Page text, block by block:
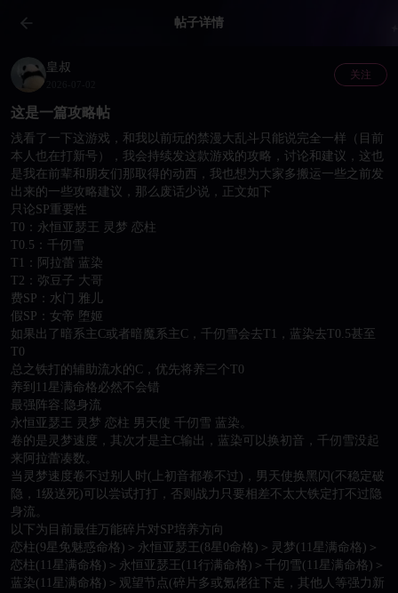
帖子详情
皇叔
关注
这是一篇攻略帖
浅看了一下这游戏，和我以前玩的禁漫大乱斗只能说完全一样（目前
本人也在打新号），我会持续发这款游戏的攻略，讨论和建议，这也
是我在前辈和朋友们那取得的动西，我也想为大家多搬运一些之前发
出来的一些攻略建议，那么废话少说，正文如下
只论SP重要性
T0：永恒亚瑟王 灵梦 恋柱
T0.5：千仞雪
T1：阿拉蕾 蓝染
T2：弥豆子 大哥
费SP：水门 雅儿
假SP：女帝 堕姬
如果出了暗系主C或者暗魔系主C，千仞雪会去T1，蓝染去T0.5甚至
T0
总之铁打的辅助流水的C，优先将养三个T0
养到11星满命格必然不会错
最强阵容:隐身流
永恒亚瑟王 灵梦 恋柱 男天使 千仞雪 蓝染。
卷的是灵梦速度，其次才是主C输出，蓝染可以换初音，千仞雪没起
来阿拉蕾凑数。
当灵梦速度卷不过别人时(上初音都卷不过)，男天使换黑闪(不稳定破
隐，1级送死)可以尝试打打，否则战力只要相差不太大铁定打不过隐
身流。
以下为目前最佳万能碎片对SP培养方向
恋柱(9星免魅惑命格)＞永恒亚瑟王(8星0命格)＞灵梦(11星满命格)＞
恋柱(11星满命格)＞永恒亚瑟王(11行满命格)＞千仞雪(11星满命格)＞
蓝染(11星满命格)＞观望节点(碎片多或氪佬往下走，其他人等强力新